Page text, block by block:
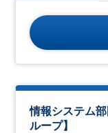
情報システム
ループ】